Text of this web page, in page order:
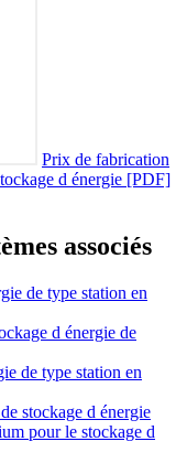
Prix de fabrication
d énergie [PDF]
associés
de type station en
d énergie de
de type station en
stockage d énergie
pour le stockage d